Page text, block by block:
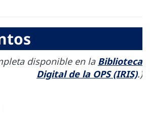
disponible en la Biblioteca
Digital de la OPS (IRIS).)